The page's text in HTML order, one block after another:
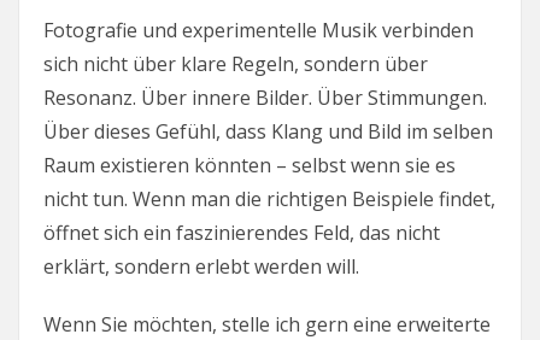
Fotografie und experimentelle Musik verbinden
sich nicht über klare Regeln, sondern über
Resonanz. Über innere Bilder. Über Stimmungen.
Über dieses Gefühl, dass Klang und Bild im selben
Raum existieren könnten – selbst wenn sie es
nicht tun. Wenn man die richtigen Beispiele findet,
öffnet sich ein faszinierendes Feld, das nicht
erklärt, sondern erlebt werden will.
Wenn Sie möchten, stelle ich gern eine erweiterte